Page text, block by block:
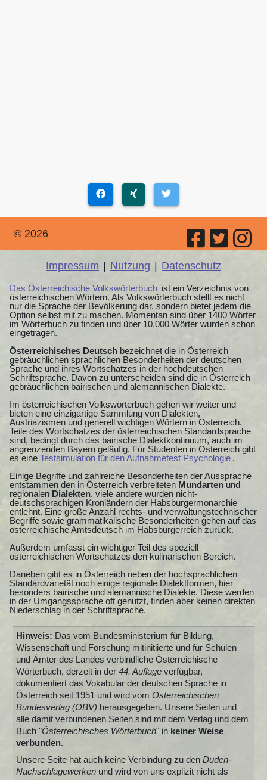
© 2026
Impressum | Nutzung | Datenschutz
Das Österreichische Volkswörterbuch ist ein Verzeichnis von
österreichischen Wörtern. Als Volkswörterbuch stellt es nicht
nur die Sprache der Bevölkerung dar, sondern bietet jedem die
Option selbst mit zu machen. Momentan sind über 1400 Wörter
im Wörterbuch zu finden und über 10.000 Wörter wurden schon
eingetragen.
Österreichisches Deutsch bezeichnet die in Österreich
gebräuchlichen sprachlichen Besonderheiten der deutschen
Sprache und ihres Wortschatzes in der hochdeutschen
Schriftsprache. Davon zu unterscheiden sind die in Österreich
gebräuchlichen bairischen und alemannischen Dialekte.
Im österreichischen Volkswörterbuch gehen wir weiter und
bieten eine einzigartige Sammlung von Dialekten,
Austriazismen und generell wichtigen Wörtern in Österreich.
Teile des Wortschatzes der österreichischen Standardsprache
sind, bedingt durch das bairische Dialektkontinuum, auch im
angrenzenden Bayern geläufig. Für Studenten in Österreich gibt
es eine Testsimulation für den Aufnahmetest Psychologie .
Einige Begriffe und zahlreiche Besonderheiten der Aussprache
entstammen den in Österreich verbreiteten Mundarten und
regionalen Dialekten, viele andere wurden nicht-
deutschsprachigen Kronländern der Habsburgermonarchie
entlehnt. Eine große Anzahl rechts- und verwaltungstechnischer
Begriffe sowie grammatikalische Besonderheiten gehen auf das
österreichische Amtsdeutsch im Habsburgerreich zurück.
Außerdem umfasst ein wichtiger Teil des speziell
österreichischen Wortschatzes den kulinarischen Bereich.
Daneben gibt es in Österreich neben der hochsprachlichen
Standardvarietät noch einige regionale Dialektformen, hier
besonders bairische und alemannische Dialekte. Diese werden
in der Umgangssprache oft genutzt, finden aber keinen direkten
Niederschlag in der Schriftsprache.
Hinweis: Das vom Bundesministerium für Bildung,
Wissenschaft und Forschung mitinitiierte und für Schulen
und Ämter des Landes verbindliche Österreichische
Wörterbuch, derzeit in der 44. Auflageverfügbar,
dokumentiert das Vokabular der deutschen Sprache in
Österreich seit 1951 und wird vom Österreichischen
Bundesverlag (ÖBV) herausgegeben. Unsere Seiten und
alle damit verbundenen Seiten sind mit dem Verlag und dem
Buch "Österreichisches Wörterbuch" in keiner Weise
verbunden.
Unsere Seite hat auch keine Verbindung zu den Duden-
Nachschlagewerkenund wird von uns explizit nicht als